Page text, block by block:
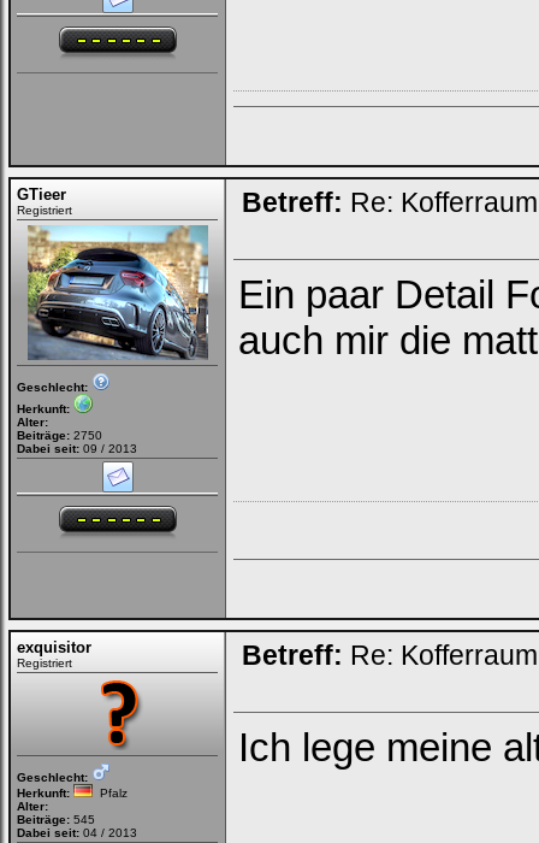
GTieer
Registriert
Geschlecht:
Herkunft:
Alter:
Beiträge: 2750
Dabei seit: 09 / 2013
Betreff: Re:
Ein paar Detail
auch mir die
exquisitor
Registriert
Geschlecht:
Herkunft:
Pfalz
Alter:
Beiträge: 545
Dabei seit: 04 / 2013
Betreff: Re:
Ich lege meine